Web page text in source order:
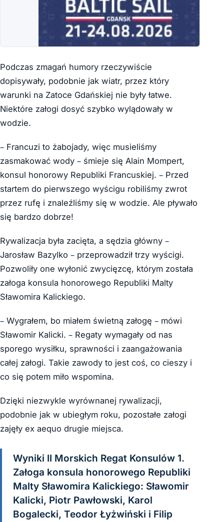
Podczas zmagań humory rzeczywiście
dopisywały, podobnie jak wiatr, przez który
warunki na Zatoce Gdańskiej nie były łatwe.
Niektóre załogi dosyć szybko wylądowały w
wodzie.
– Francuzi to żabojady, więc musieliśmy
zasmakować wody – śmieje się Alain Mompert,
konsul honorowy Republiki Francuskiej. – Przed
startem do pierwszego wyścigu robiliśmy zwrot
przez rufę i znaleźliśmy się w wodzie. Ale pływało
się bardzo dobrze!
Rywalizacja była zacięta, a sędzia główny –
Jarosław Bazylko – przeprowadził trzy wyścigi.
Pozwoliły one wyłonić zwycięzcę, którym została
załoga konsula honorowego Republiki Malty
Sławomira Kalickiego.
– Wygrałem, bo miałem świetną załogę – mówi
Sławomir Kalicki. – Regaty wymagały od nas
sporego wysiłku, sprawności i zaangażowania
całej załogi. Takie zawody to jest coś, co cieszy i
co się potem miło wspomina.
Dzięki niezwykle wyrównanej rywalizacji,
podobnie jak w ubiegłym roku, pozostałe załogi
zajęły ex aequo drugie miejsca.
Wyniki II Morskich Regat Konsulów 1.
Załoga konsula honorowego Republiki
Malty Sławomira Kalickiego: Sławomir
Kalicki, Piotr Pawłowski, Karol
Bogalecki, Teodor Łyżwiński i Filip